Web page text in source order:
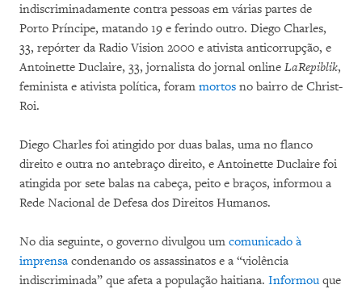
indiscriminadamente contra pessoas em várias partes de
Porto Príncipe, matando 19 e ferindo outro. Diego Charles,
33, repórter da Radio Vision 2000 e ativista anticorrupção, e
Antoinette Duclaire, 33, jornalista do jornal online LaRepiblik,
feminista e ativista política, foram mortos no bairro de Christ-
Roi.
Diego Charles foi atingido por duas balas, uma no flanco
direito e outra no antebraço direito, e Antoinette Duclaire foi
atingida por sete balas na cabeça, peito e braços, informou a
Rede Nacional de Defesa dos Direitos Humanos.
No dia seguinte, o governo divulgou um comunicado à
imprensa condenando os assassinatos e a “violência
indiscriminada” que afeta a população haitiana. Informouque